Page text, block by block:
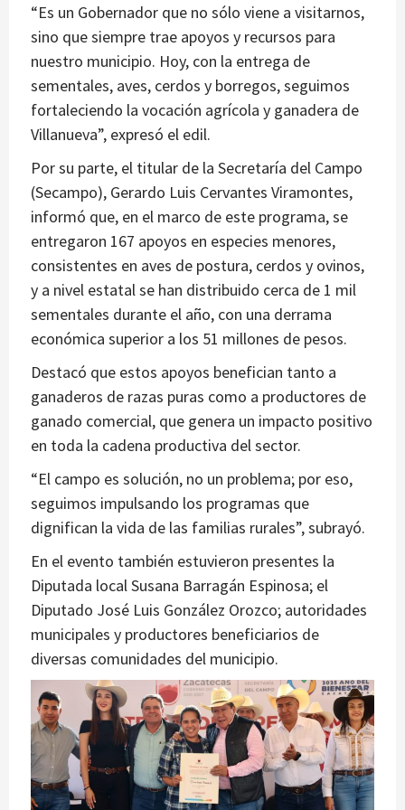
“Es un Gobernador que no sólo viene a visitarnos,
sino que siempre trae apoyos y recursos para
nuestro municipio. Hoy, con la entrega de
sementales, aves, cerdos y borregos, seguimos
fortaleciendo la vocación agrícola y ganadera de
Villanueva”, expresó el edil.
Por su parte, el titular de la Secretaría del Campo
(Secampo), Gerardo Luis Cervantes Viramontes,
informó que, en el marco de este programa, se
entregaron 167 apoyos en especies menores,
consistentes en aves de postura, cerdos y ovinos,
y a nivel estatal se han distribuido cerca de 1 mil
sementales durante el año, con una derrama
económica superior a los 51 millones de pesos.
Destacó que estos apoyos benefician tanto a
ganaderos de razas puras como a productores de
ganado comercial, que genera un impacto positivo
en toda la cadena productiva del sector.
“El campo es solución, no un problema; por eso,
seguimos impulsando los programas que
dignifican la vida de las familias rurales”, subrayó.
En el evento también estuvieron presentes la
Diputada local Susana Barragán Espinosa; el
Diputado José Luis González Orozco; autoridades
municipales y productores beneficiarios de
diversas comunidades del municipio.